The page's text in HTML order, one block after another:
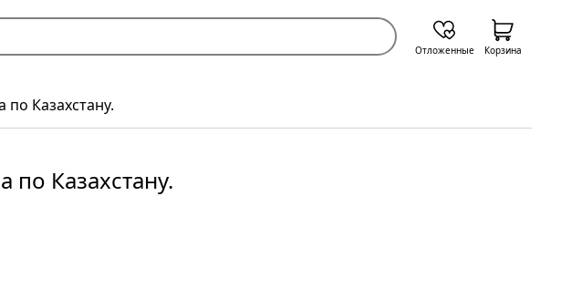
Казахстану.
по Казахстану.
Отложенные Корзина